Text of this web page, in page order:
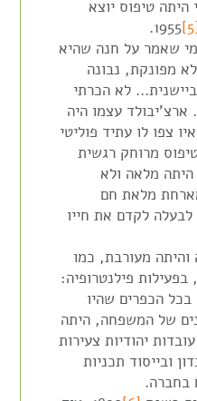
היתה טיפוס יוצא
1955.
שאמר על חנה שהיא
מפונקת, נבונה
לא הכרתי
ארצ'יבולד עצמו היה
צפו לו עתיד פוליטי
מרוחק רגשית
מלאה ולא
מלאת חם
לבעלה לקדם את חייו
מעורבת, כמו
פילנטרופיה:
הכפרים שהיו
של המשפחה, היתה
יהודיות צעירות
ובייסוד תכניות
בחברה.